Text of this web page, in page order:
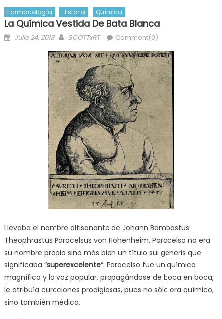
Farmacología Historia Química
La Química Vestida De Bata Blanca
Posted
Julio 24, 2018 Author
SCOTTxRT Comment(0)
Llevaba el nombre altisonante de Johann Bombastus
Theophrastus Paracelsus von Hohenheim. Paracelso no era
su nombre propio sino más bien un título sui generis que
significaba “superexcelente“. Paracelso fue un químico
magnífico y la voz popular, propagándose de boca en boca,
le atribuía curaciones prodigiosas, pues no sólo era químico,
sino también médico.